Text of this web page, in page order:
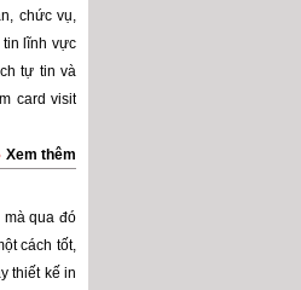
chức vụ,
tin lĩnh vực
tự tin và
card visit
Xem thêm
mà qua đó
cách tốt,
thiết kế in